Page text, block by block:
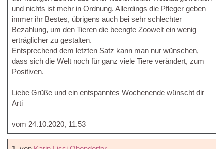
und nichts ist mehr in Ordnung. Allerdings die Pfleger geben
immer ihr Bestes, übrigens auch bei sehr schlechter
Bezahlung, um den Tieren die beengte Zoowelt ein wenig
erträglicher zu gestalten.
Entsprechend dem letzten Satz kann man nur wünschen,
dass sich die Welt noch für ganz viele Tiere verändert, zum
Positiven.
Liebe Grüße und ein entspanntes Wochenende wünscht dir
Arti
vom 24.10.2020, 11.53